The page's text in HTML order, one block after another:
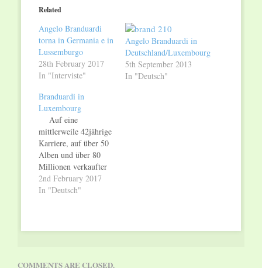
in
new
Related
Angelo Branduardi
torna in Germania e in
Lussemburgo
28th February 2017
In "Interviste"
Angelo Branduardi in
Deutschland/Luxembourg
5th September 2013
In "Deutsch"
Branduardi in
Luxembourg
Auf eine
mittlerweile 42jährige
Karriere, auf über 50
Alben und über 80
Millionen verkaufter
Exemplare weltweit
kann ANGELO
Fundus. Über den
2nd February 2017
In "Deutsch"
COMMENTS ARE CLOSED.